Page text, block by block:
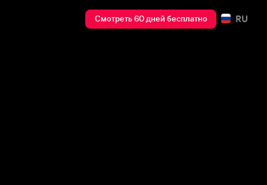
Смотреть 60 дней бесплатно RU